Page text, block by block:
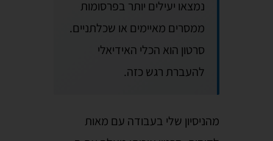
נמצאו יעילים יותר בפרסומות
ממסרים מאיימים או שכלתניים.
סרטון הוא הכלי האידיאלי
להעברת רגש כזה.
מהניסיון שלי בעבודה עם מאות